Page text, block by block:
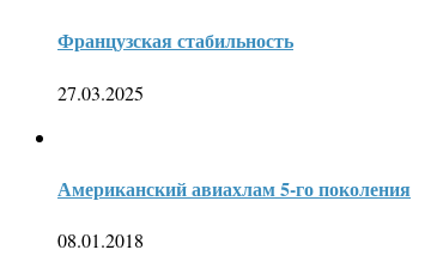
Французская стабильность
27.03.2025
Американский авиахлам 5-го поколения
08.01.2018